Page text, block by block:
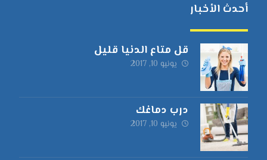
أحدث الأخبار
قل متاع الدنيا قليل
يونيو 10, 2017
درب دماغك
يونيو 10, 2017